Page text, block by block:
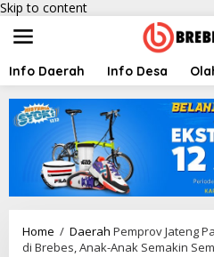
Skip to content
Info Daerah Info Desa
Home / Daerah Pemprov Jateng
di Brebes, Anak-Anak Semakin